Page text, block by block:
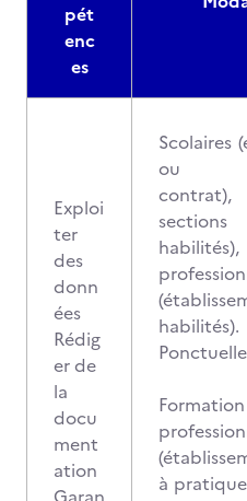
pét
enc
es
Exploi
ter
des
donn
ées
Rédig
er de
la
docu
ment
ation
Scolaires
ou
habilités).
Formation
à